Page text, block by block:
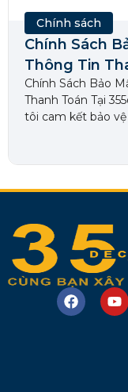
Chính sách
Chính Sách
Thông Tin
Chính Sách Bảo
Thanh Toán Tại
tôi cam kết bảo
thanh toán của
mua sắm an toàn